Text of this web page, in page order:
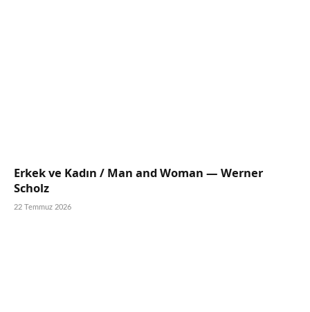
Erkek ve Kadın / Man and Woman — Werner
Scholz
22 Temmuz 2026